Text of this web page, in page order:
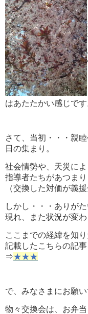
はあたたかい感じです
さて、当初・・・親
日の集まり。
社会情勢や、天災に
指導者たちがあつま
（交換した対価が義援
しかし・・・ありが
現れ、また状況が変
ここまでの経緯を知
記載したこちらの記
⇒★★★
で、みなさまにお願い
物々交換会は、お弁